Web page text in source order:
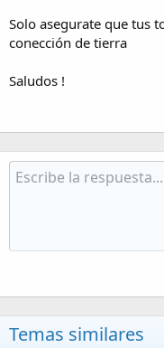
Solo asegurate que tus
conección de tierra
Saludos !
Temas similares